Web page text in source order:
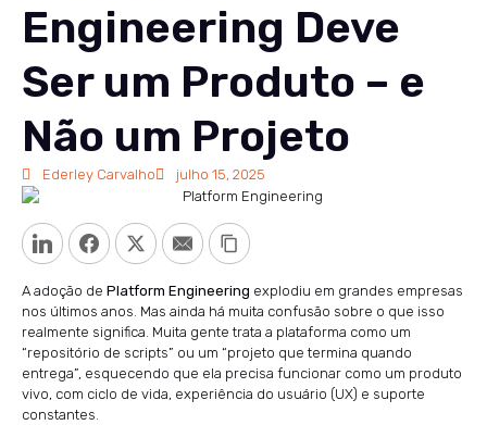
Engineering Deve
Ser um Produto – e
Não um Projeto
Ederley Carvalho julho 15, 2025
LinkedInFacebookTwitterEmail Copy Link
A adoção de Platform Engineering explodiu em grandes empresas
nos últimos anos. Mas ainda há muita confusão sobre o que isso
realmente significa. Muita gente trata a plataforma como um
“repositório de scripts” ou um “projeto que termina quando
entrega”, esquecendo que ela precisa funcionar como um produto
vivo, com ciclo de vida, experiência do usuário (UX) e suporte
constantes.